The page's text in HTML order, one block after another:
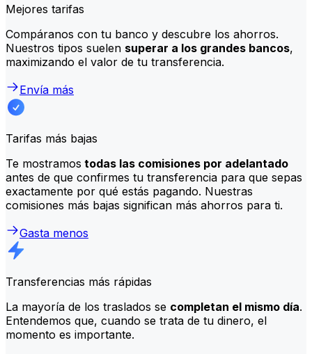
Mejores tarifas
Compáranos con tu banco y descubre los ahorros.
Nuestros tipos suelen superar a los grandes bancos,
maximizando el valor de tu transferencia.
Envía más
Tarifas más bajas
Te mostramos todas las comisiones por adelantado
antes de que confirmes tu transferencia para que sepas
exactamente por qué estás pagando. Nuestras
comisiones más bajas significan más ahorros para ti.
Gasta menos
Transferencias más rápidas
La mayoría de los traslados se completan el mismo día.
Entendemos que, cuando se trata de tu dinero, el
momento es importante.